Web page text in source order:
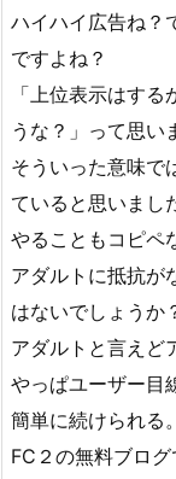
ハイハイ広告ね？
ですよね？
「上位表示はす
うな？」って思い
そういった意味で
ていると思いまし
やることもコピペ
アダルトに抵抗が
はないでしょうか
アダルトと言えど
やっぱユーザー目
簡単に続けられる。
FC２の無料ブログ